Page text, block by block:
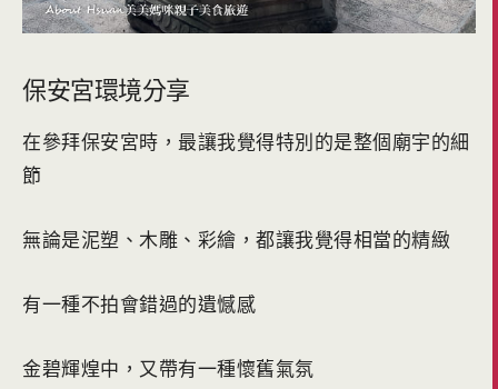
保安宮環境分享
在參拜保安宮時，最讓我覺得特別的是整個廟宇的細
節
無論是泥塑、木雕、彩繪，都讓我覺得相當的精緻
有一種不拍會錯過的遺憾感
金碧輝煌中，又帶有一種懷舊氣氛